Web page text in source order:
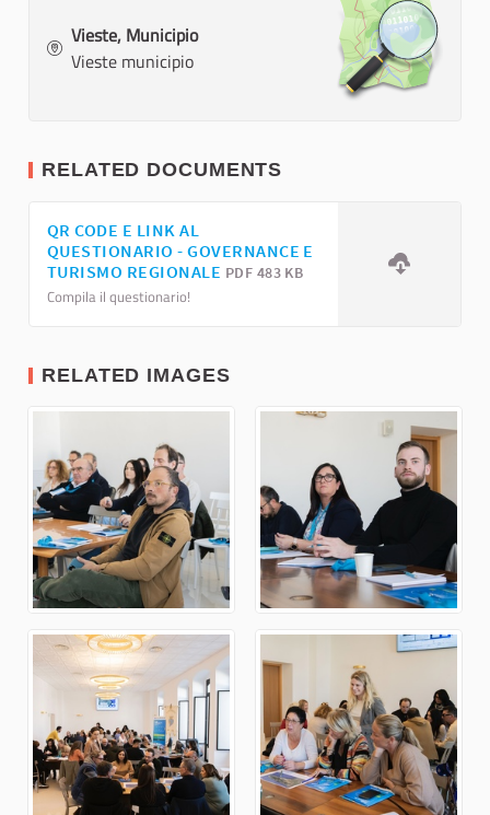
Vieste, Municipio
Vieste municipio
RELATED DOCUMENTS
QR CODE E LINK AL
QUESTIONARIO - GOVERNANCE E
TURISMO REGIONALE PDF 483 KB
Compila il questionario!
RELATED IMAGES